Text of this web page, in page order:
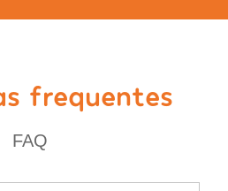
frequentes
FAQ